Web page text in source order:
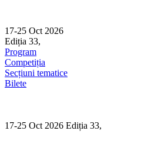
content
17-25 Oct 2026
Ediția 33,
Program
Competiția
Secțiuni tematice
Bilete
17-25 Oct 2026 Ediția 33,